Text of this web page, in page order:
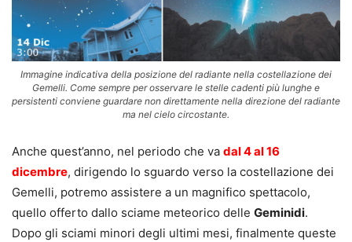
Immagine indicativa della posizione del radiante nella costellazione dei
Gemelli. Come sempre per osservare le stelle cadenti più lunghe e
persistenti conviene guardare non direttamente nella direzione del radiante
ma nel cielo circostante.
Anche quest’anno, nel periodo che va dal 4 al 16
dicembre, dirigendo lo sguardo verso la costellazione dei
Gemelli, potremo assistere a un magnifico spettacolo,
quello offerto dallo sciame meteorico delle Geminidi.
Dopo gli sciami minori degli ultimi mesi, finalmente queste